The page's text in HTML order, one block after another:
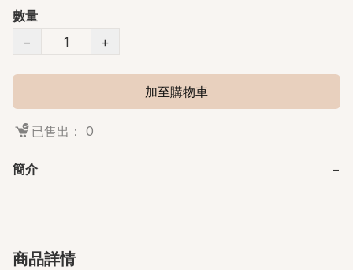
數量
−
+
加至購物車
已售出： 0
簡介 −
商品詳情